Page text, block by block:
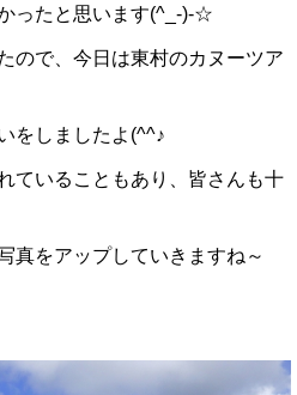
ったと思います(^_-)-☆
ので、今日は東村のカヌーツア
をしましたよ(^^♪
ていることもあり、皆さんも十
真をアップしていきますね～